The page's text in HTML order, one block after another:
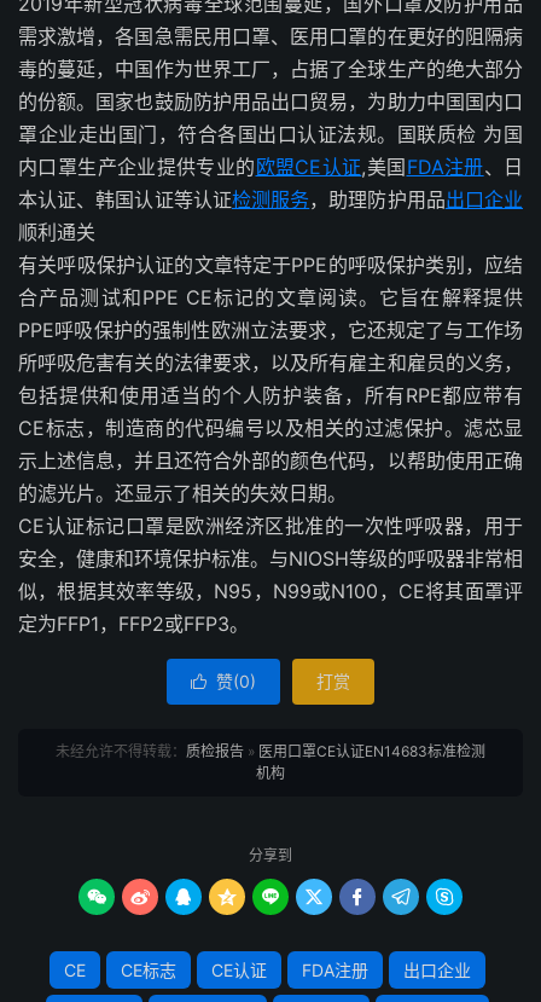
需求激增，各国急需民用口罩、医用口罩的在更好的阻隔病
毒的蔓延，中国作为世界工厂，占据了全球生产的绝大部分
的份额。国家也鼓励防护用品出口贸易，为助力中国国内口
罩企业走出国门，符合各国出口认证法规。国联质检 为国
内口罩生产企业提供专业的 欧盟CE认证,美国 FDA注册、日
本认证、韩国认证等认证检测服务，助理防护用品出口企业
顺利通关
有关呼吸保护认证的文章特定于PPE的呼吸保护类别，应结
合产品测试和PPE CE标记的文章阅读。它旨在解释提供
PPE呼吸保护的强制性欧洲立法要求，它还规定了与工作场
所呼吸危害有关的法律要求，以及所有雇主和雇员的义务，
包括提供和使用适当的个人防护装备，所有RPE都应带有
CE标志，制造商的代码编号以及相关的过滤保护。滤芯显
示上述信息，并且还符合外部的颜色代码，以帮助使用正确
的滤光片。还显示了相关的失效日期。
CE认证标记口罩是欧洲经济区批准的一次性呼吸器，用于
安全，健康和环境保护标准。与NIOSH等级的呼吸器非常相
似，根据其效率等级，N95，N99或N100，CE将其面罩评
定为FFP1，FFP2或FFP3。
 赞(0) 打赏
未经允许不得转载： 质检报告 » 医用口罩CE认证EN14683标准检测
机构
分享到
        
CE CE标志 CE认证 FDA注册 出口企业